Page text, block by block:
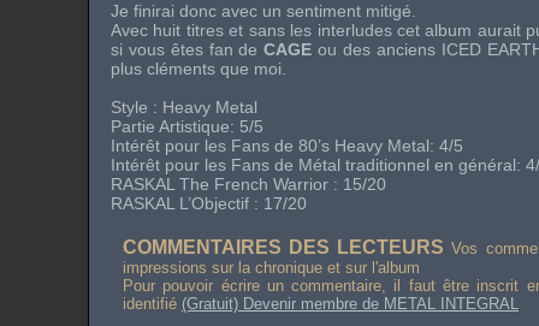
Je finirai donc avec un sentiment mitigé.
Avec huit titres et sans les interludes cet album aurait
si vous êtes fan deCAGE ou des anciens ICED
plus cléments que moi.
Style : Heavy Metal
Partie Artistique: 5/5
Intérêt pour les Fans de 80’s Heavy Metal: 4/5
Intérêt pour les Fans de Métal traditionnel en général:
RASKAL The French Warrior : 15/20
RASKAL L’Objectif : 17/20
COMMENTAIRES DES LECTEURS Vos
impressions sur la chronique et sur l'album
Pour pouvoir écrire un commentaire, il faut être inscrit
identifié (Gratuit) Devenir membre de METAL INTEGRAL